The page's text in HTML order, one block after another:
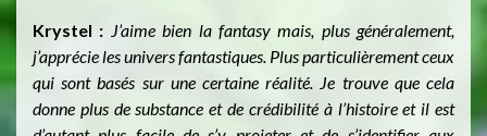
Krystel : J’aime bien la fantasy mais, plus généralement,
j’apprécie les univers fantastiques. Plus particulièrement ceux
qui sont basés sur une certaine réalité. Je trouve que cela
donne plus de substance et de crédibilité à l’histoire et il est